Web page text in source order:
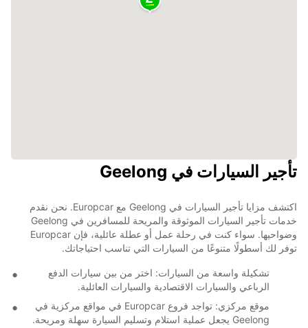
تأجير السيارات في Geelong
اكتشف مزايا تأجير السيارات في Geelong مع Europcar. نحن نقدم
خدمات تأجير السيارات الموثوقة والمريحة للمسافرين في Geelong
وضواحيها. سواء كنت في رحلة عمل أو عطلة عائلية، فإن Europcar
توفر لك أسطولًا متنوعًا من السيارات التي تناسب احتياجاتك.
تشكيلة واسعة من السيارات: اختر من بين سيارات الدفع
الرباعي والسيارات الاقتصادية والسيارات العائلية.
موقع مركزي: تواجد فروع Europcar في مواقع مركزية في
Geelong يجعل عملية استلام وتسليم السيارة سهلة ومريحة.